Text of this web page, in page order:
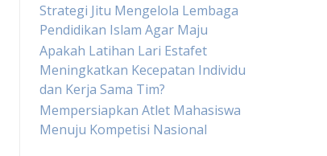
Strategi Jitu Mengelola Lembaga
Pendidikan Islam Agar Maju
Apakah Latihan Lari Estafet
Meningkatkan Kecepatan Individu
dan Kerja Sama Tim?
Mempersiapkan Atlet Mahasiswa
Menuju Kompetisi Nasional